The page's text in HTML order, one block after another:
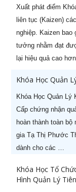
Xuất phát điểm
liên tục (Kaizen)
nghiệp. Kaizen
tưởng nhằm đạt
lại hiệu quả cao
Khóa Học Quản
Khóa Học Quản Lý
Cấp chứng nhận
hoàn thành toàn
gia Tạ Thị Phước
dành cho các …
Khóa Học Tổ
Hình Quản Lý
1
5
Kỹ
6